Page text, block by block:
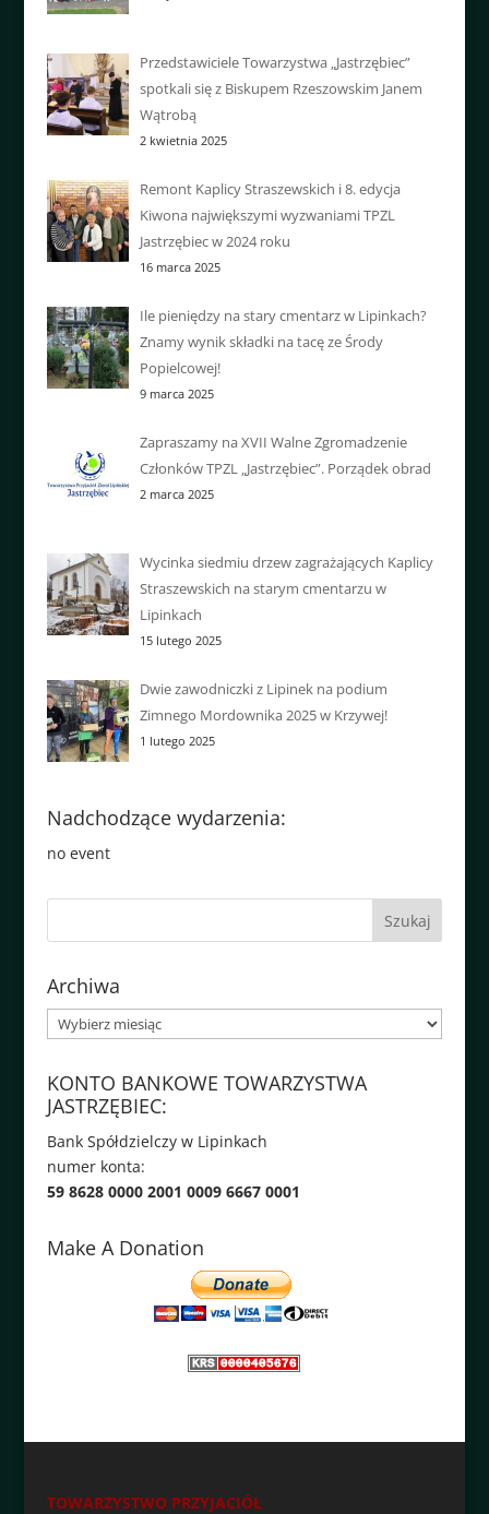
Przedstawiciele Towarzystwa „Jastrzębiec”
spotkali się z Biskupem Rzeszowskim Janem
Wątrobą
2 kwietnia 2025
Remont Kaplicy Straszewskich i 8. edycja
Kiwona największymi wyzwaniami TPZL
Jastrzębiec w 2024 roku
16 marca 2025
Ile pieniędzy na stary cmentarz w Lipinkach?
Znamy wynik składki na tacę ze Środy
Popielcowej!
9 marca 2025
Zapraszamy na XVII Walne Zgromadzenie
Członków TPZL „Jastrzębiec”. Porządek obrad
2 marca 2025
Wycinka siedmiu drzew zagrażających Kaplicy
Straszewskich na starym cmentarzu w
Lipinkach
15 lutego 2025
Dwie zawodniczki z Lipinek na podium
Zimnego Mordownika 2025 w Krzywej!
1 lutego 2025
Nadchodzące wydarzenia:
no event
Archiwa
Archiwa
KONTO BANKOWE TOWARZYSTWA
JASTRZĘBIEC:
Bank Spółdzielczy w Lipinkach
numer konta:
59 8628 0000 2001 0009 6667 0001
Make A Donation
TOWARZYSTWO PRZYJACIÓŁ